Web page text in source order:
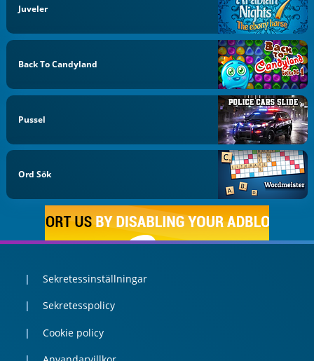
Juveler
Back To Candyland
Pussel
Ord Sök
Sekretessinställningar
Sekretesspolicy
Cookie policy